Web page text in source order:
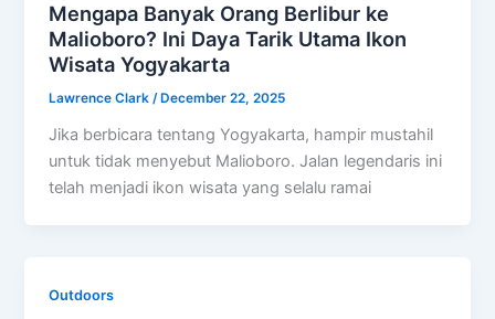
Mengapa Banyak Orang Berlibur ke
Malioboro? Ini Daya Tarik Utama Ikon
Wisata Yogyakarta
Lawrence Clark/ December 22, 2025
Jika berbicara tentang Yogyakarta, hampir mustahil
untuk tidak menyebut Malioboro. Jalan legendaris ini
telah menjadi ikon wisata yang selalu ramai
Outdoors